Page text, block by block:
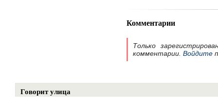
Комментарии
Только
комментарии. Войдите
Говорит улица